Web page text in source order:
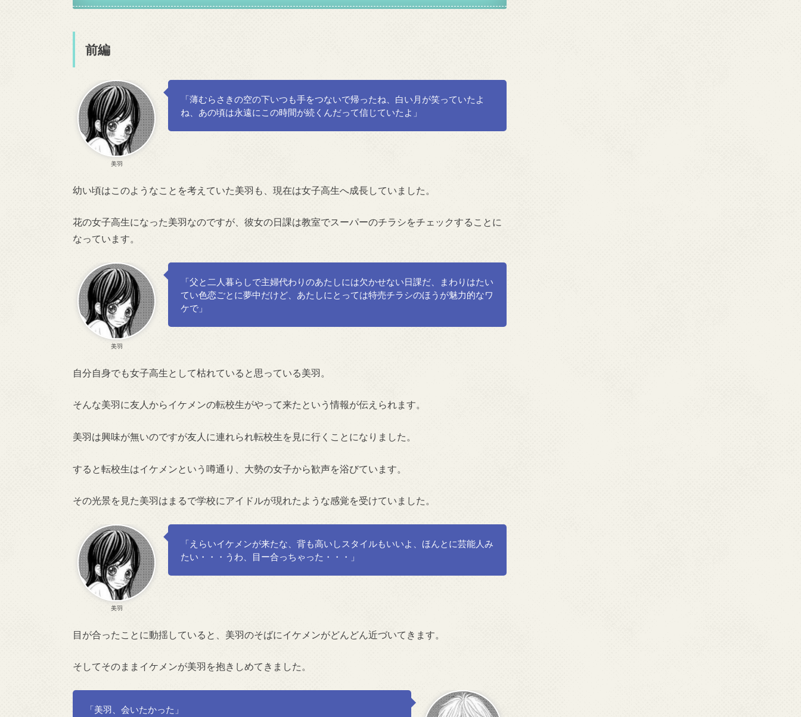
前編
美羽
「薄むらさきの空の下いつも手をつないで帰ったね、白い月が笑っていたよ
ね、あの頃は永遠にこの時間が続くんだって信じていたよ」
幼い頃はこのようなことを考えていた美羽も、現在は女子高生へ成長していました。
花の女子高生になった美羽なのですが、彼女の日課は教室でスーパーのチラシをチェックすることに
なっています。
美羽
「父と二人暮らしで主婦代わりのあたしには欠かせない日課だ、まわりはたい
てい色恋ごとに夢中だけど、あたしにとっては特売チラシのほうが魅力的なワ
ケで」
自分自身でも女子高生として枯れていると思っている美羽。
そんな美羽に友人からイケメンの転校生がやって来たという情報が伝えられます。
美羽は興味が無いのですが友人に連れられ転校生を見に行くことになりました。
すると転校生はイケメンという噂通り、大勢の女子から歓声を浴びています。
その光景を見た美羽はまるで学校にアイドルが現れたような感覚を受けていました。
美羽
「えらいイケメンが来たな、背も高いしスタイルもいいよ、ほんとに芸能人み
たい・・・うわ、目ー合っちゃった・・・」
目が合ったことに動揺していると、美羽のそばにイケメンがどんどん近づいてきます。
そしてそのままイケメンが美羽を抱きしめてきました。
「美羽、会いたかった」